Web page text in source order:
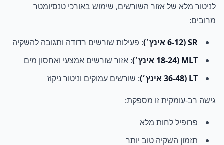
לניטור מלא של אזור השורשים, שימוש באורכי טנסיומטר
מרובים:
SR (6-12 אינץ׳)
: פעילות שורשים רדודה ותגובה להשקיה
MLT (18-24 אינץ׳)
: אזור שורשים אמצעי ואחסון מים
LT (36-48 אינץ׳)
: שורשים עמוקים וניטור ניקוז
גישה רב-עומקית זו מספקת:
פרופיל לחות מלא
תזמון השקיה טוב יותר